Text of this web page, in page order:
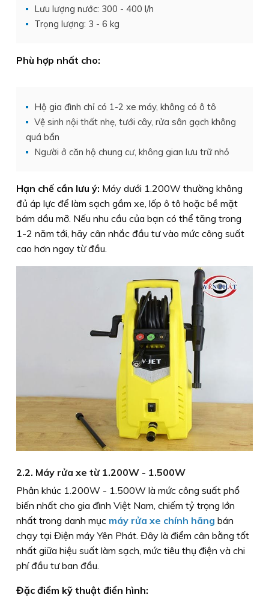
Lưu lượng nước: 300 - 400 l/h
Trọng lượng: 3 - 6 kg
Phù hợp nhất cho:
Hộ gia đình chỉ có 1-2 xe máy, không có ô tô
Vệ sinh nội thất nhẹ, tưới cây, rửa sân gạch không
quá bẩn
Người ở căn hộ chung cư, không gian lưu trữ nhỏ
Hạn chế cần lưu ý: Máy dưới 1.200W thường không
đủ áp lực để làm sạch gầm xe, lốp ô tô hoặc bề mặt
bám dầu mỡ. Nếu nhu cầu của bạn có thể tăng trong
1-2 năm tới, hãy cân nhắc đầu tư vào mức công suất
cao hơn ngay từ đầu.
2.2. Máy rửa xe từ 1.200W - 1.500W
Phân khúc 1.200W - 1.500W là mức công suất phổ
biến nhất cho gia đình Việt Nam, chiếm tỷ trọng lớn
nhất trong danh mục máy rửa xe chính hãng bán
chạy tại Điện máy Yên Phát. Đây là điểm cân bằng tốt
nhất giữa hiệu suất làm sạch, mức tiêu thụ điện và chi
phí đầu tư ban đầu.
Đặc điểm kỹ thuật điển hình: